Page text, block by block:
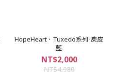
HopeHeart．Tuxedo系列-麂皮
藍
NT$2,000
NT$4,980